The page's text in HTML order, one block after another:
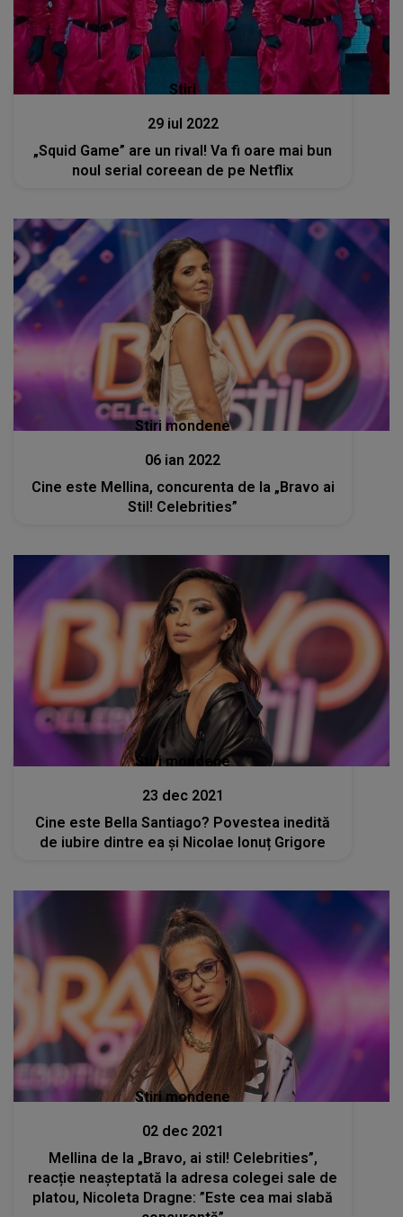
Stiri
29 iul 2022
„Squid Game” are un rival! Va fi oare mai bun
noul serial coreean de pe Netflix
Stiri mondene
06 ian 2022
Cine este Mellina, concurenta de la „Bravo ai
Stil! Celebrities”
Stiri mondene
23 dec 2021
Cine este Bella Santiago? Povestea inedită
de iubire dintre ea şi Nicolae Ionuț Grigore
Stiri mondene
02 dec 2021
Mellina de la „Bravo, ai stil! Celebrities”,
reacție neașteptată la adresa colegei sale de
platou, Nicoleta Dragne: ”Este cea mai slabă